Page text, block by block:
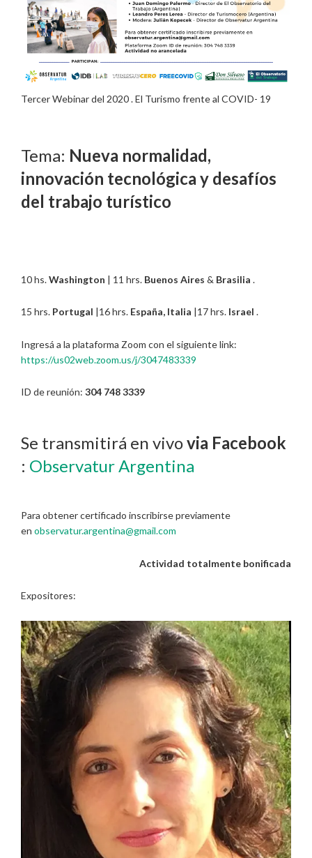
Tercer Webinar del 2020 . El Turismo frente al COVID- 19
Tema: Nueva normalidad,
innovación tecnológica y desafíos
del trabajo turístico
10 hs.Washington | 11 hrs. Buenos Aires & Brasilia .
15 hrs. Portugal |16 hrs. España, Italia |17 hrs. Israel .
Ingresá a la plataforma Zoom con el siguiente link:
https://us02web.zoom.us/j/3047483339
ID de reunión: 304 748 3339
Se transmitirá en vivovia Facebook
: Observatur Argentina
Para obtener certificado inscribirse previamente
en observatur.argentina@gmail.com
Actividad totalmente bonificada
Expositores: